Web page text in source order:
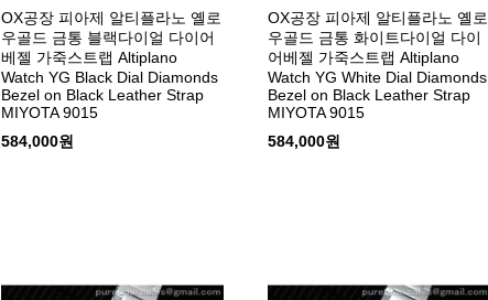
OX공장 피아제 알티플라노 옐로
우골드 금통 블랙다이얼 다이어
베젤 가죽스트랩 Altiplano
Watch YG Black Dial Diamonds
Bezel on Black Leather Strap
MIYOTA 9015
584,000원
OX공장 피아제 알티플라노 옐로
우골드 금통 화이트다이얼 다이
어베젤 가죽스트랩 Altiplano
Watch YG White Dial Diamonds
Bezel on Black Leather Strap
MIYOTA 9015
584,000원